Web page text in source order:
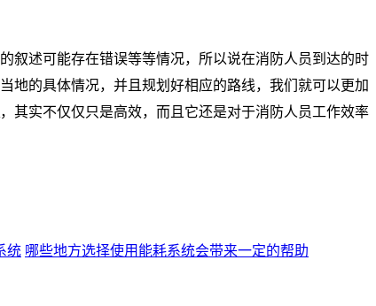
叙述可能存在错误等等情况，所以说在消防人员到达的时
地的具体情况，并且规划好相应的路线，我们就可以更加
，其实不仅仅只是高效，而且它还是对于消防人员工作效率
统 哪些地方选择使用能耗系统会带来一定的帮助